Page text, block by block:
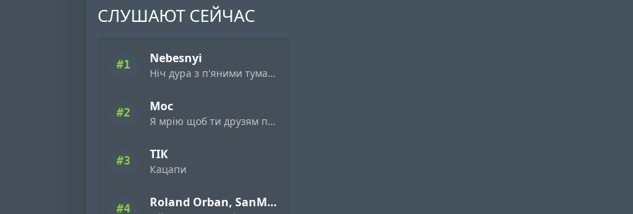
СЛУШАЮТ СЕЙЧАС
#1 Nebesnyi
Ніч дура з п'яними туманами
#2 Мос
Я мрію щоб ти друзям пісню цю поставила
#3 ТІК
Кацапи
#4 Roland Orban, SanMia